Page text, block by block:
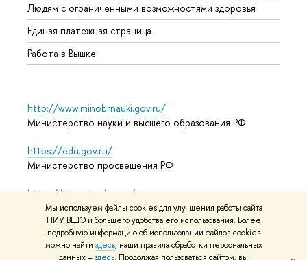
Мы используем файлы cookies для улучшения работы сайта
НИУ ВШЭ и большего удобства его использования. Более
подробную информацию об использовании файлов cookies
можно найти здесь, наши правила обработки персональных
данных –здесь. Продолжая пользоваться сайтом, вы
Людям с ограниченными возможностями здоровья
Единая платежная страница
Работа в Вышке
http://www.minobrnauki.gov.ru/
Министерство науки и высшего образования РФ
https://edu.gov.ru/
Министерство просвещения РФ
https://elearning.hse.ru/mooc
Массовые открытые онлайн-курсы
© НИУ ВШЭ 1993–2026 Адреса и контактыУсловия